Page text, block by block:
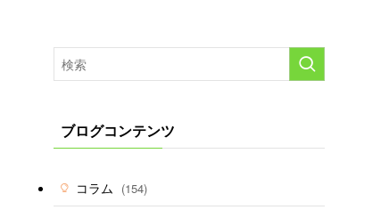
ブログコンテンツ
コラム (154)